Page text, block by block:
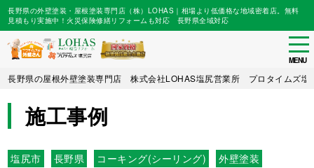
Skip
main
content
長野県の外壁塗装・屋根塗装専門店（株）LOHAS｜相場より低価格な地域密着店。無料
見積もり実施中！火災保険修繕リフォームも対応 長野県全域対応
MENU
長野県の屋根外壁塗装専門店 株式会社LOHAS塩尻営業所 プロタイムズ塩
施工事例
塩尻市 長野県 コーキング(シーリング)
外壁塗装